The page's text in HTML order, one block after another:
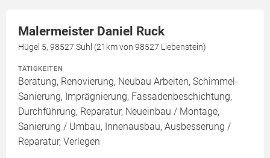
Malermeister Daniel Ruck
Hügel 5, 98527 Suhl (21km von 98527 Liebenstein)
TÄTIGKEITEN
Beratung, Renovierung, Neubau Arbeiten, Schimmel-
Sanierung, Imprägnierung, Fassadenbeschichtung,
Durchführung, Reparatur, Neueinbau / Montage,
Sanierung / Umbau, Innenausbau, Ausbesserung /
Reparatur, Verlegen